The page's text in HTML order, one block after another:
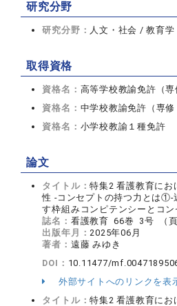
研究分野
研究分野： 人文・社会 / 教育学
取得資格
資格名： 高等学校教諭免許（専
資格名： 中学校教諭免許（専修
資格名： 小学校教諭１種免許
論文
タイトル：特集2 看護教育にお
性 -コンセプトの持つ力とは①-
す枠組みコンピテンシーとコン
誌名： 看護教育 66巻 3号 （頁
出版年月：2025年06月
著者： 遠藤 みゆき
DOI： 10.11477/
外部サイトへのリンクを表
タイトル：特集2 看護教育にお